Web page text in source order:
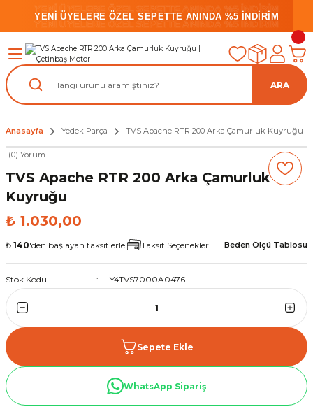
YENİ ÜYELERE ÖZEL SEPETTE ANINDA %5 İNDİRİM
YENİ ÜYELERE ÖZEL SEPETTE ANINDA %5 İNDİRİM
YENİ ÜYELERE ÖZEL SEPETTE ANINDA %5 İNDİRİM
ARA
Anasayfa Yedek Parça TVS Apache RTR 200 Arka Çamurluk Kuyruğu
(0) Yorum
TVS Apache RTR 200 Arka Çamurluk
Kuyruğu
₺ 1.030,00
₺ 140'den başlayan taksitlerle! Taksit Seçenekleri Beden Ölçü Tablosu
Stok Kodu Y4TVS7000A0476
Sepete Ekle
WhatsApp Sipariş